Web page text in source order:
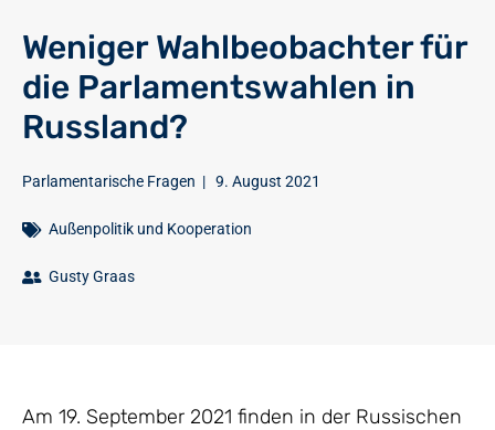
Weniger Wahlbeobachter für
die Parlamentswahlen in
Russland?
Parlamentarische Fragen | 9. August 2021
Außenpolitik und Kooperation
Gusty Graas
Am 19. September 2021 finden in der Russischen